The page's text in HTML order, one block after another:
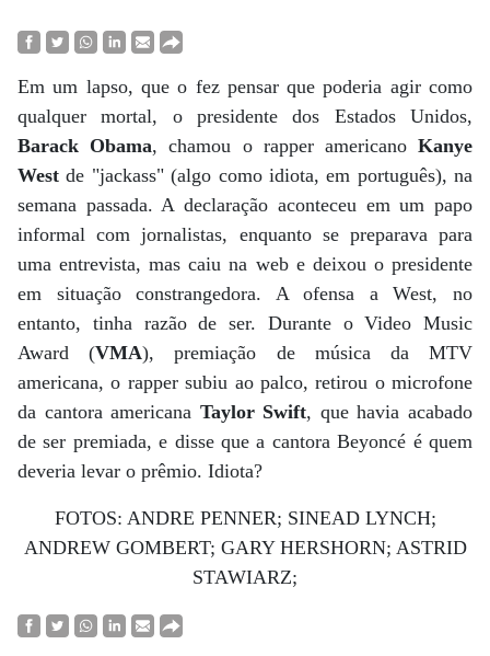
Em um lapso, que o fez pensar que poderia agir como
qualquer mortal, o presidente dos Estados Unidos,
Barack Obama, chamou o rapper americanoKanye
West de "jackass" (algo como idiota, em português), na
semana passada. A declaração aconteceu em um papo
informal com jornalistas, enquanto se preparava para
uma entrevista, mas caiu na web e deixou o presidente
em situação constrangedora. A ofensa a West, no
entanto, tinha razão de ser. Durante o Video Music
Award (VMA), premiação de música da MTV
americana, o rapper subiu ao palco, retirou o microfone
da cantora americana Taylor Swift, que havia acabado
de ser premiada, e disse que a cantora Beyoncé é quem
deveria levar o prêmio. Idiota?
FOTOS: ANDRE PENNER; SINEAD LYNCH;
ANDREW GOMBERT; GARY HERSHORN; ASTRID
STAWIARZ;